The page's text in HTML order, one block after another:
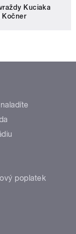
Kuciaka
Kočner
poplatek